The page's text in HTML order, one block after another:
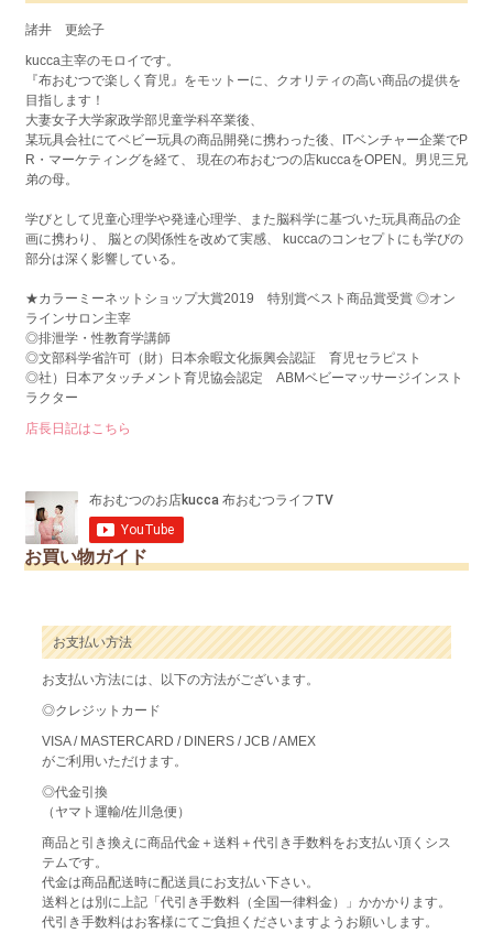
諸井 更絵子
kucca主宰のモロイです。
『布おむつで楽しく育児』をモットーに、クオリティの高い商品の提供を
目指します！
大妻女子大学家政学部児童学科卒業後、
某玩具会社にてベビー玩具の商品開発に携わった後、ITベンチャー企業でP
R・マーケティングを経て、 現在の布おむつの店kuccaをOPEN。男児三兄
弟の母。
学びとして児童心理学や発達心理学、また脳科学に基づいた玩具商品の企
画に携わり、 脳との関係性を改めて実感、 kuccaのコンセプトにも学びの
部分は深く影響している。
★カラーミーネットショップ大賞2019 特別賞ベスト商品賞受賞 ◎オン
ラインサロン主宰
◎排泄学・性教育学講師
◎文部科学省許可（財）日本余暇文化振興会認証 育児セラピスト
◎社）日本アタッチメント育児協会認定 ABMベビーマッサージインスト
ラクター
店長日記はこちら
お買い物ガイド
お支払い方法
お支払い方法には、以下の方法がございます。
◎クレジットカード
VISA / MASTERCARD / DINERS / JCB / AMEX
がご利用いただけます。
◎代金引換
（ヤマト運輸/佐川急便）
商品と引き換えに商品代金＋送料＋代引き手数料をお支払い頂くシス
テムです。
代金は商品配送時に配送員にお支払い下さい。
送料とは別に上記「代引き手数料（全国一律料金）」かかかります。
代引き手数料はお客様にてご負担くださいますようお願いします。